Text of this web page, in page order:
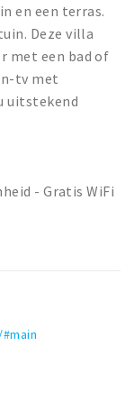
en een terras.
Deze villa
met een bad of
tv met
uitstekend
- Gratis WiFi